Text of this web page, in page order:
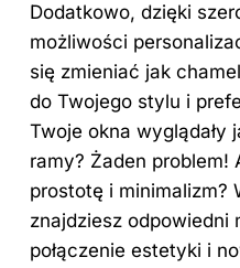
Dodatkowo, dzięki
możliwości
się zmieniać jak
do Twojego stylu i
Twoje okna wyglądały
ramy? Żaden problem!
prostotę i minimalizm?
znajdziesz odpowiedni
połączenie estetyki i